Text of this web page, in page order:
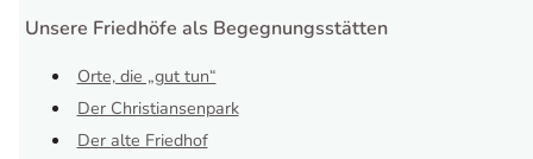
Unsere Friedhöfe als Begegnungsstätten
Orte, die „gut tun“
Der Christiansenpark
Der alte Friedhof